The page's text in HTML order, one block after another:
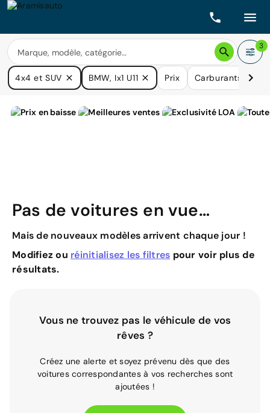
3
4x4 et SUV BMW, Ix1 U11 Prix Carburants
Pas de voitures en vue…
Mais de nouveaux modèles arrivent chaque jour !
Modifiez ou réinitialisez les filtres pour voir plus de
résultats.
Vous ne trouvez pas le véhicule de vos
rêves ?
Créez une alerte et soyez prévenu dès que des
voitures correspondantes à vos recherches sont
ajoutées !